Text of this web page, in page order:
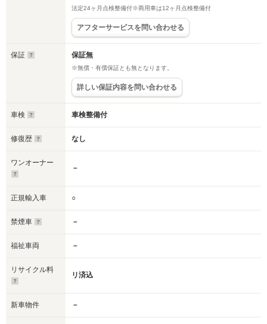
法定24ヶ月点検整備付※商用車は12ヶ月点検整備付
アフターサービスを問い合わせる
保証 保証無
※無償・有償保証とも無となります。
詳しい保証内容を問い合わせる
車検 車検整備付
修復歴 なし
ワンオーナー
－
正規輸入車 ○
禁煙車 －
福祉車両 －
リサイクル料
リ済込
新車物件 －